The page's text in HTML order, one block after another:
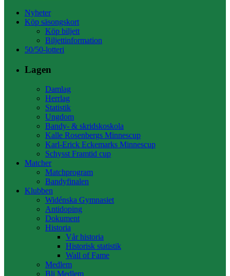
Nyheter
Köp säsongskort
Köp biljett
Biljettinformation
50/50-lotteri
Lagen
Damlag
Herrlag
Statistik
Ungdom
Bandy- & skridskoskola
Kalle Rosenbergs Minnescup
Karl-Erick Eckemarks Minnescup
Schysst Framtid cup
Matcher
Matchprogram
Bandyfinalen
Klubben
Widénska Gymnasiet
Antidoping
Dokument
Historia
Vår historia
Historisk statistik
Wall of Fame
Medlem
Bli Medlem